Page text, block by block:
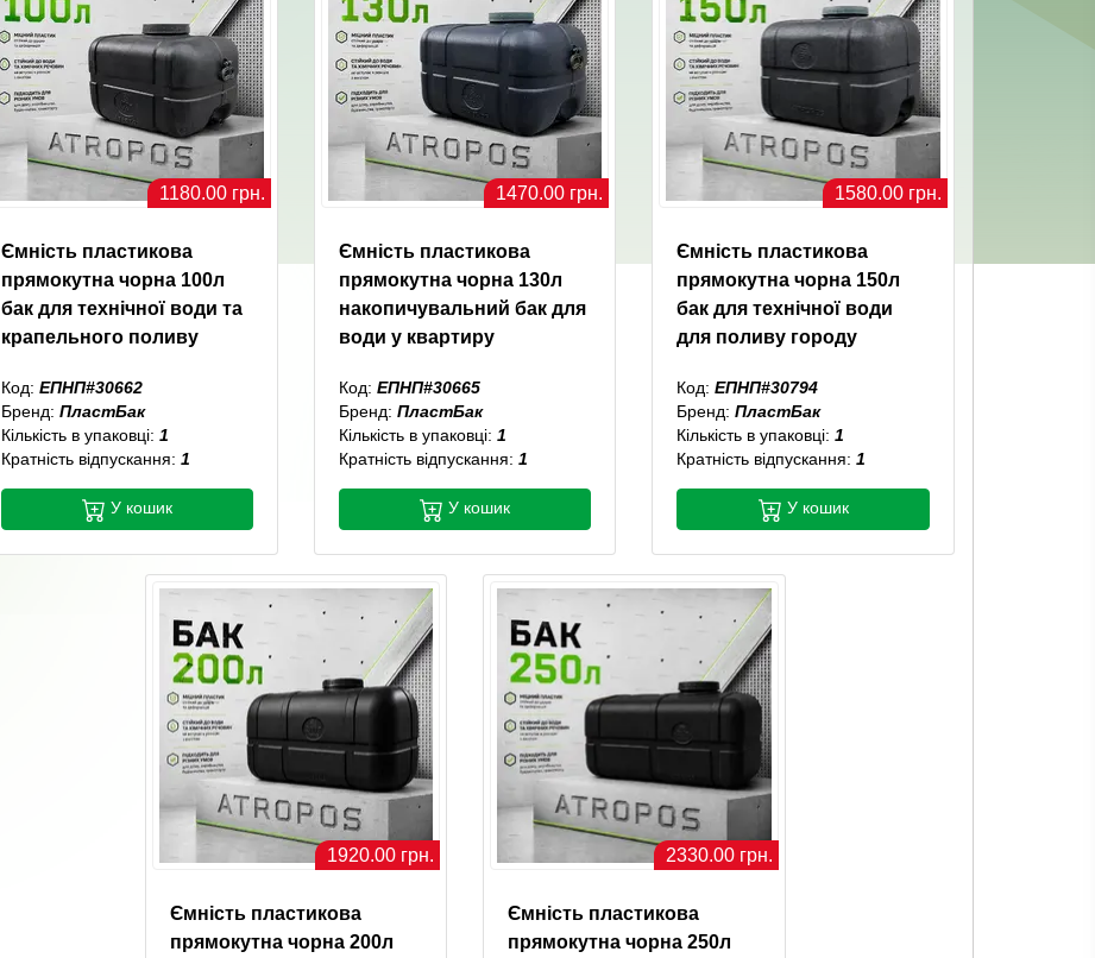
1180.00 грн.
Ємність пластикова
прямокутна чорна 100л
бак для технічної води та
крапельного поливу
Код: ЕПНП#30662
Бренд: ПластБак
Кількість в упаковці: 1
Кратність відпускання: 1
У кошик
1470.00 грн.
Ємність пластикова
прямокутна чорна 130л
накопичувальний бак для
води у квартиру
Код: ЕПНП#30665
Бренд: ПластБак
Кількість в упаковці: 1
Кратність відпускання: 1
У кошик
1580.00 грн.
Ємність пластикова
прямокутна чорна 150л
бак для технічної води
для поливу городу
Код:ЕПНП#30794
Бренд:ПластБак
Кількість в упаковці:1
Кратність відпускання:1
У кошик
1920.00 грн.
Ємність пластикова
прямокутна чорна 200л
2330.00 грн.
Ємність пластикова
прямокутна чорна 250л